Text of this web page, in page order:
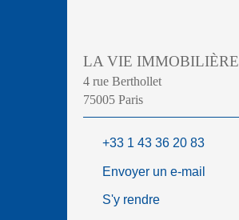
LA VIE IMMOBILIÈRE
4 rue Berthollet
75005 Paris
+33 1 43 36 20 83
Envoyer un e-mail
S'y rendre